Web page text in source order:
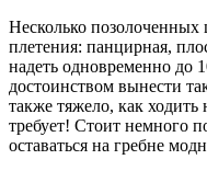
Несколько
плетения: панцирная,
надеть одновременно до
достоинством вынести
также тяжело, как
требует! Стоит немного
оставаться на гребне